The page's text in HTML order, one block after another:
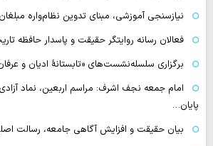
نیازسنجی آموزشی، مبنای تدوین نظام‌واره
فعالان رسانه‌ روایتگر حقیقت و پاسدار حافظه
برگزاری سلسله‌نشست‌های «تابستانهٔ ادیان و
امام جمعه نجف اشرف: مراسم اربعین، نماد
پایان…
بیان حقیقت و افزایش آگاهی جامعه، رسالت